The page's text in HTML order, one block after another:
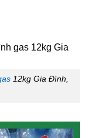
12kg Gia Đình,